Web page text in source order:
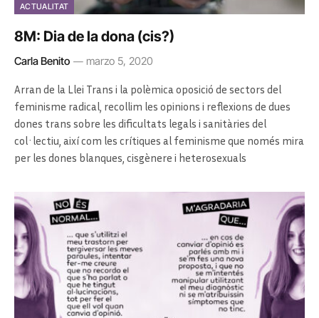
ACTUALITAT
8M: Dia de la dona (cis?)
Carla Benito marzo 5, 2020
Arran de la Llei Trans i la polèmica oposició de sectors del
feminisme radical, recollim les opinions i reflexions de dues
dones trans sobre les dificultats legals i sanitàries del
col·lectiu, així com les crítiques al feminisme que només mira
per les dones blanques, cisgènere i heterosexuals